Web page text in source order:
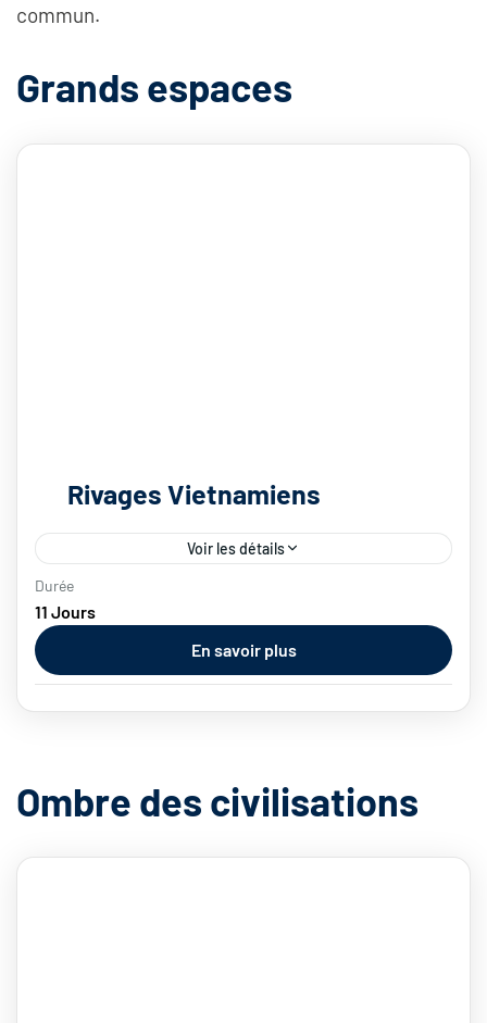
commun.
Grands espaces
Rivages Vietnamiens
Voir les détails
Votre croisière débutera dans la baie
d’Halong, véritable joyau du Vietnam, inscrite
au patrimoine mondial de l’Unesco. La navigation
entre les piliers calcaires, grottes et arches de...
Durée
11 Jours
En savoir plus
Ombre des civilisations